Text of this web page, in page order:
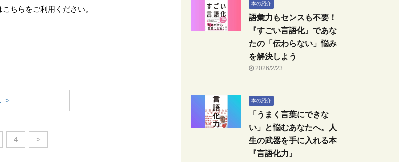
こちらをご利用ください。
>
4 >
本の紹介
語彙力もセンスも不要！
『すごい言語化』であな
たの「伝わらない」悩み
を解決しよう
2026/2/23
本の紹介
「うまく言葉にできな
い」と悩むあなたへ。人
生の武器を手に入れる本
『言語化力』